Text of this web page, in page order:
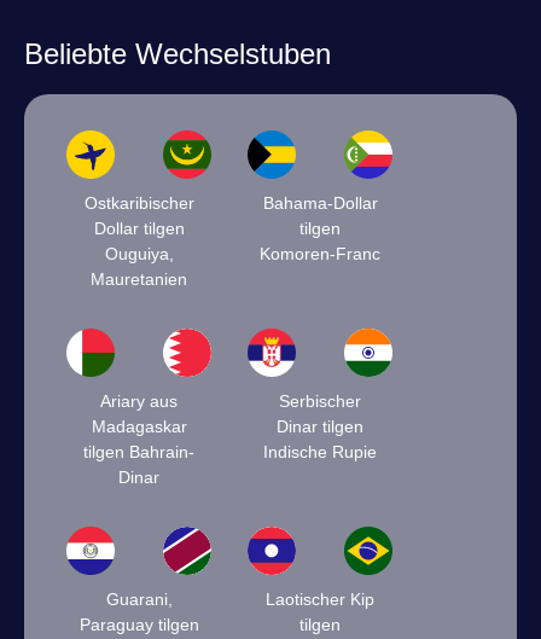
Beliebte Wechselstuben
Ostkaribischer
Dollar tilgen
Ouguiya,
Mauretanien
Bahama-Dollar
tilgen
Komoren-Franc
Ariary aus
Madagaskar
tilgen Bahrain-
Dinar
Serbischer
Dinar tilgen
Indische Rupie
Guarani,
Paraguay tilgen
Laotischer Kip
tilgen